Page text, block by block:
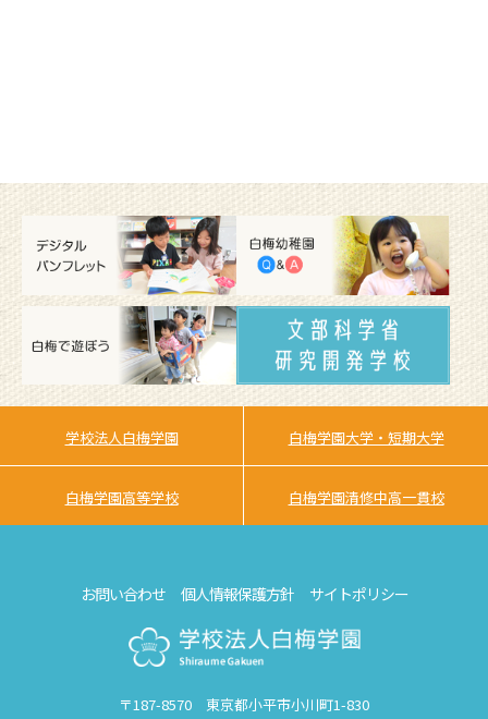
学校法人白梅学園 白梅学園大学・短期大学
白梅学園高等学校 白梅学園清修中高一貫校
〒187-8570 東京都小平市小川町1-830
お問い合わせ 個人情報保護方針 サイトポリシー